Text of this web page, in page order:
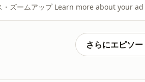
・ズームアップ Learn more about your
さらにエピソ